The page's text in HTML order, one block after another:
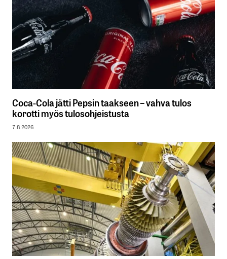
Coca-Cola jätti Pepsin taakseen – vahva tulos
korotti myös tulosohjeistusta
7.8.2026